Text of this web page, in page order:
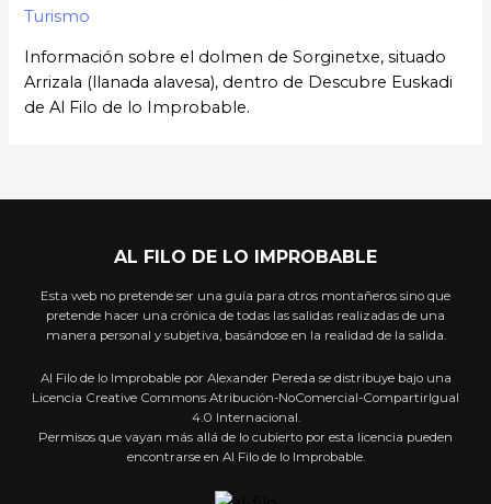
Turismo
Información sobre el dolmen de Sorginetxe, situado
Arrizala (llanada alavesa), dentro de Descubre Euskadi
de Al Filo de lo Improbable.
AL FILO DE LO IMPROBABLE
Esta web no pretende ser una guía para otros montañeros sino que
pretende hacer una crónica de todas las salidas realizadas de una
manera personal y subjetiva, basándose en la realidad de la salida.
Al Filo de lo Improbable por Alexander Pereda se distribuye bajo una
Licencia Creative Commons Atribución-NoComercial-CompartirIgual
4.0 Internacional.
Permisos que vayan más allá de lo cubierto por esta licencia pueden
encontrarse en Al Filo de lo Improbable.